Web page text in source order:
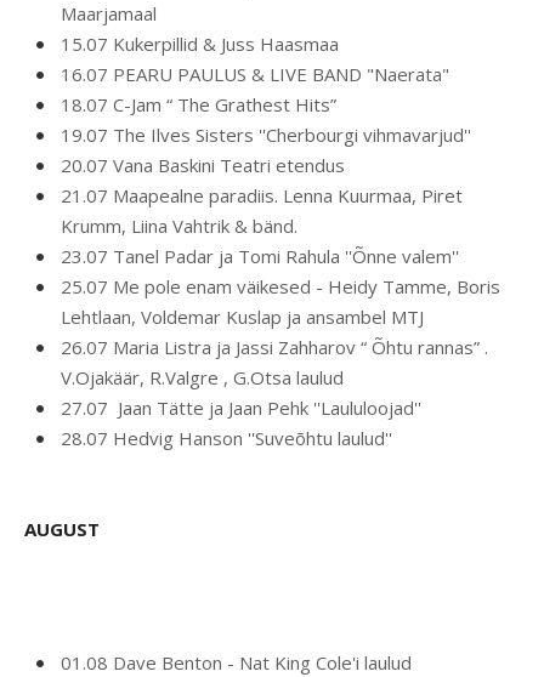
Maarjamaal
15.07 Kukerpillid & Juss Haasmaa
16.07 PEARU PAULUS & LIVE BAND "Naerata"
18.07 C-Jam “ The Grathest Hits”
19.07 The Ilves Sisters ''Cherbourgi vihmavarjud''
20.07 Vana Baskini Teatri etendus
21.07 Maapealne paradiis. Lenna Kuurmaa, Piret
Krumm, Liina Vahtrik & bänd.
23.07 Tanel Padar ja Tomi Rahula ''Õnne valem''
25.07 Me pole enam väikesed - Heidy Tamme, Boris
Lehtlaan, Voldemar Kuslap ja ansambel MTJ
26.07 Maria Listra ja Jassi Zahharov “ Õhtu rannas” .
V.Ojakäär, R.Valgre , G.Otsa laulud
27.07 Jaan Tätte ja Jaan Pehk ''Laululoojad''
28.07 Hedvig Hanson ''Suveõhtu laulud''
AUGUST
01.08 Dave Benton - Nat King Cole'i laulud